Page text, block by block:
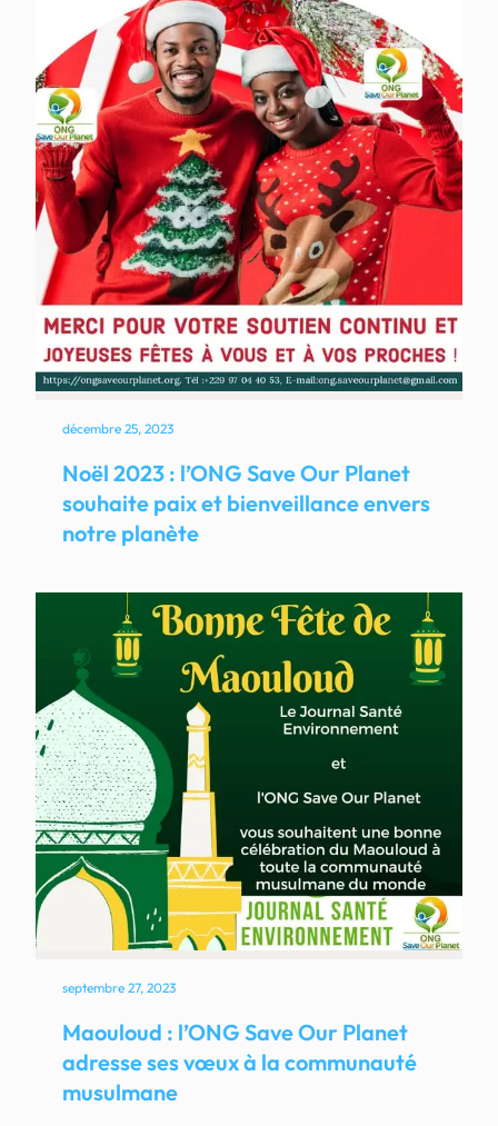
décembre 25, 2023
Noël 2023 : l’ONG Save Our Planet
souhaite paix et bienveillance envers
notre planète
septembre 27, 2023
Maouloud : l’ONG Save Our Planet
adresse ses vœux à la communauté
musulmane